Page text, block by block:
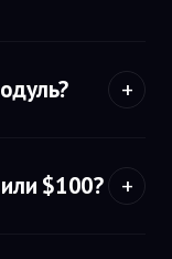
$100?